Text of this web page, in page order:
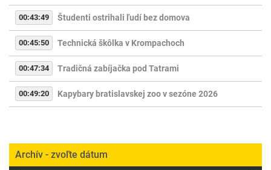
00:43:49 Študenti ostrihali ľudí bez domova
00:45:50 Technická škôlka v Krompachoch
00:47:34 Tradičná zabíjačka pod Tatrami
00:49:20 Kapybary bratislavskej zoo v sezóne 2026
Archív - zvoľte dátum